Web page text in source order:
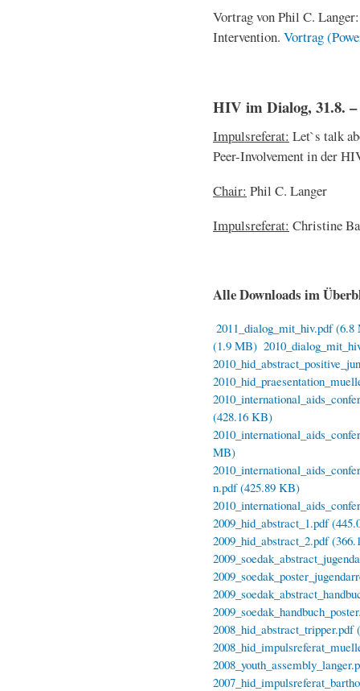
Vortrag von Phil C.
Intervention. Vortrag
HIV im Dialog, 31.8. –
Impulsreferat: Let`s talk
Peer-Involvement in der
Chair: Phil C. Langer
Impulsreferat: Christine
Alle Downloads im
2011_dialog_mit_hiv.pdf (6.8
(1.9 MB)
(428.16 KB)
MB)
n.pdf (425.89 KB)
2009_hid_abstract_1.pdf
2009_hid_abstract_2.pdf
2008_hid_abstract_tripper.pdf